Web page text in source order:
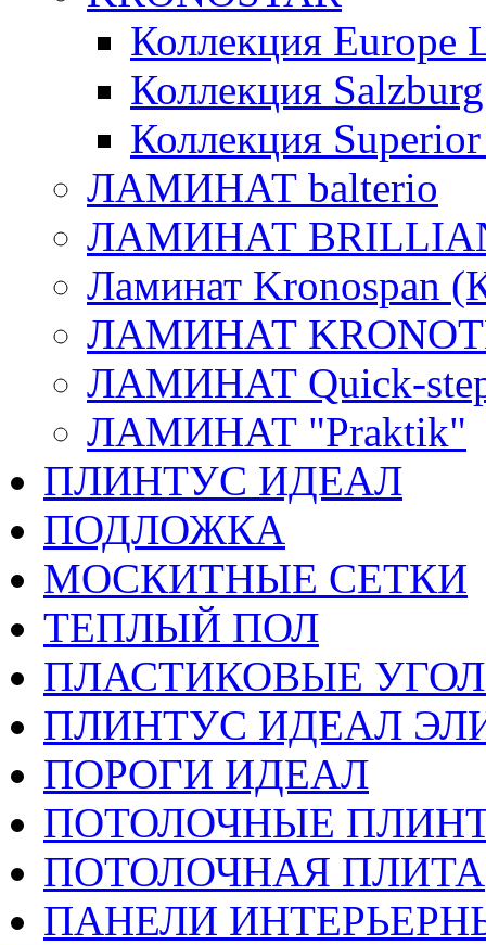
Коллекция Europe
Коллекция
Коллекция
ЛАМИНАТ balterio
ЛАМИНАТ
Ламинат Kronospan
ЛАМИНАТ
ЛАМИНАТ Quick-
ЛАМИНАТ "Praktik"
ПЛИНТУС ИДЕАЛ
ПОДЛОЖКА
МОСКИТНЫЕ СЕТКИ
ТЕПЛЫЙ ПОЛ
ПЛАСТИКОВЫЕ
ПЛИНТУС ИДЕАЛ
ПОРОГИ ИДЕАЛ
ПОТОЛОЧНЫЕ
ПОТОЛОЧНАЯ ПЛИТА
ПАНЕЛИ